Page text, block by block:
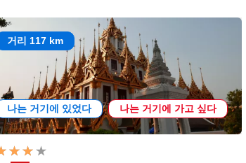
거리 117 km
나는 거기에 있었다 나는 거기에 가고 싶다